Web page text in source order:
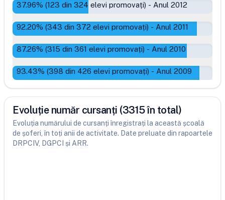
37.96% (123 din 324 elevi promovați) - Anul 2012
92.20% (343 din 372 elevi promovați) - Anul 2011
87.26% (315 din 361 elevi promovați) - Anul 2010
93.43% (398 din 426 elevi promovați) - Anul 2009
Evoluție număr cursanți (3315 în total)
Evoluția numărului de cursanți înregistrați la această școală
de șoferi, în toți anii de activitate. Date preluate din rapoartele
DRPCIV, DGPCI și ARR.